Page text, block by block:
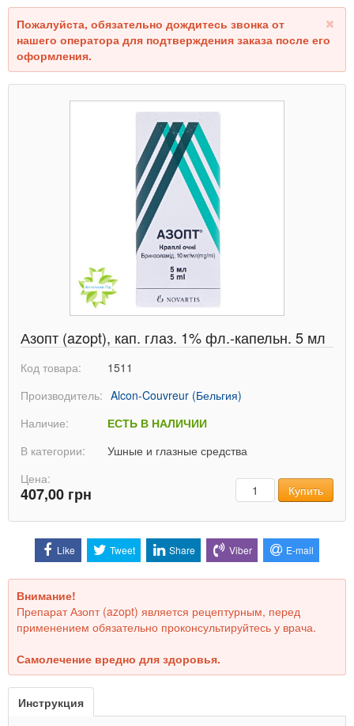
Пожалуйста, обязательно дождитесь звонка от
нашего оператора для подтверждения заказа после его
оформления.
Азопт (azopt), кап. глаз. 1% фл.-капельн. 5 мл
Код товара:
1511
Производитель: Alcon-Couvreur (Бельгия)
Наличие:
ЕСТЬ В НАЛИЧИИ
В категории:
Ушные и глазные средства
Цена:
407,00 грн КоличествоКупить
Like Tweet Share Viber E-mail
Внимание!
Препарат Азопт (azopt) является рецептурным, перед
применением обязательно проконсультируйтесь у врача.
Самолечение вредно для здоровья.
Инструкция